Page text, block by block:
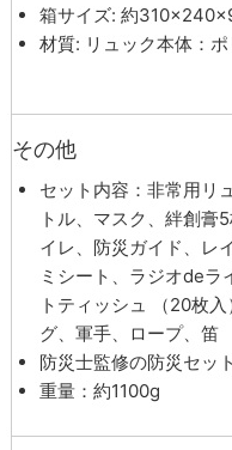
箱サイズ: 約
材質: リュック本体：
その他
セット内容：非常用リ
トル、マスク、絆創膏
イレ、防災ガイド、レ
ミシート、ラジオde
トティッシュ （20枚
グ、軍手、ロープ、笛
防災士監修の防災セット
重量：約1100g